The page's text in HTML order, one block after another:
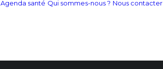
Agenda santé Qui sommes-nous ? Nous contacter